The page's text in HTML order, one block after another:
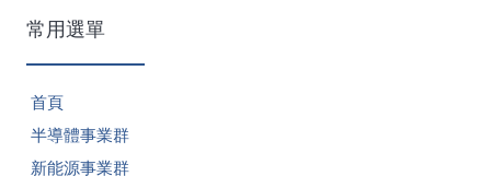
常用選單
首頁
半導體事業群
新能源事業群